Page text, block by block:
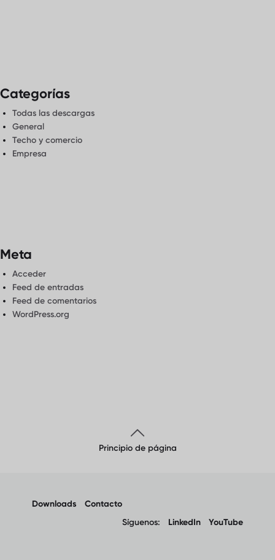
Categorías
Todas las descargas
General
Techo y comercio
Empresa
Meta
Acceder
Feed de entradas
Feed de comentarios
WordPress.org
Principio de página
Downloads
Contacto
Síguenos:
LinkedIn YouTube